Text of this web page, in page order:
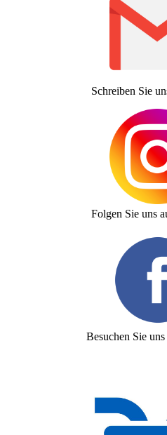
Schreiben Sie
Folgen Sie uns
Besuchen Sie